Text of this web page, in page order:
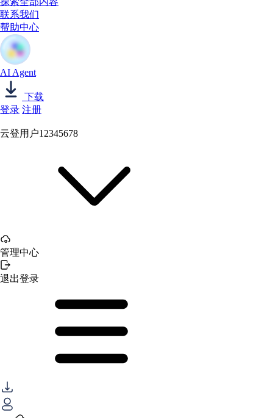
联系我们
帮助中心
AI Agent
下载
登录 注册
云登用户12345678
管理中心
退出登录